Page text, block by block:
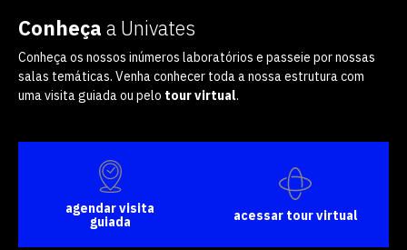
Conheça a Univates
Conheça os nossos inúmeros laboratórios e passeie por nossas
salas temáticas. Venha conhecer toda a nossa estrutura com
uma visita guiada ou pelo tour virtual.
agendar visita
guiada
acessar tour virtual